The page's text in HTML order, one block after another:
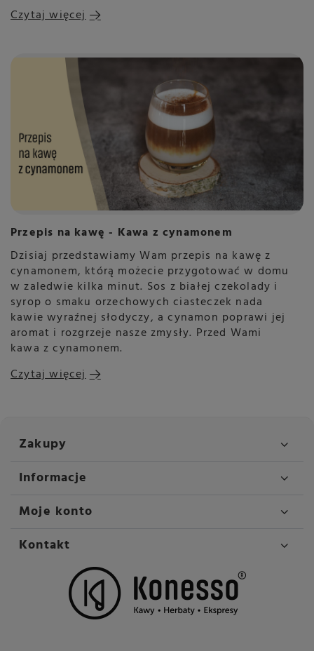
Czytaj więcej
Przepis na kawę - Kawa z cynamonem
Dzisiaj przedstawiamy Wam przepis na kawę z
cynamonem, którą możecie przygotować w domu
w zaledwie kilka minut. Sos z białej czekolady i
syrop o smaku orzechowych ciasteczek nada
kawie wyraźnej słodyczy, a cynamon poprawi jej
aromat i rozgrzeje nasze zmysły. Przed Wami
kawa z cynamonem.
Czytaj więcej
Zakupy
Informacje
Moje konto
Kontakt